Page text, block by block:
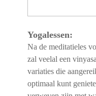
Yogalessen:
Na de meditatieles
zal veelal een
variaties die
optimaal kunt